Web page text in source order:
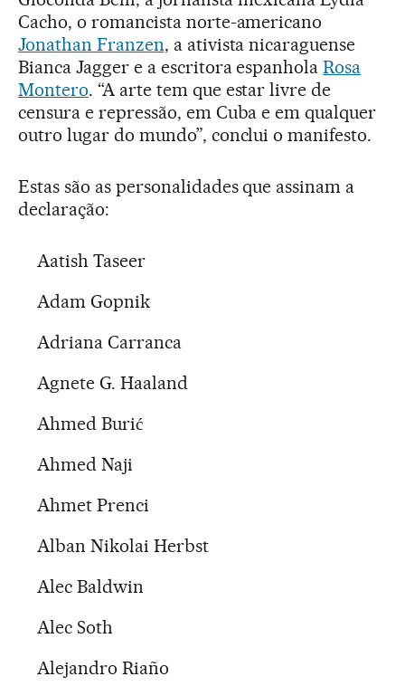
Cacho, o romancista norte-americano
Jonathan Franzen, a ativista nicaraguense
Bianca Jagger e a escritora espanholaRosa
Montero. “A arte tem que estar livre de
censura e repressão, em Cuba e em qualquer
outro lugar do mundo”, conclui o manifesto.
Estas são as personalidades que assinam a
declaração:
Aatish Taseer
Adam Gopnik
Adriana Carranca
Agnete G. Haaland
Ahmed Burić
Ahmed Naji
Ahmet Prenci
Alban Nikolai Herbst
Alec Baldwin
Alec Soth
Alejandro Riaño